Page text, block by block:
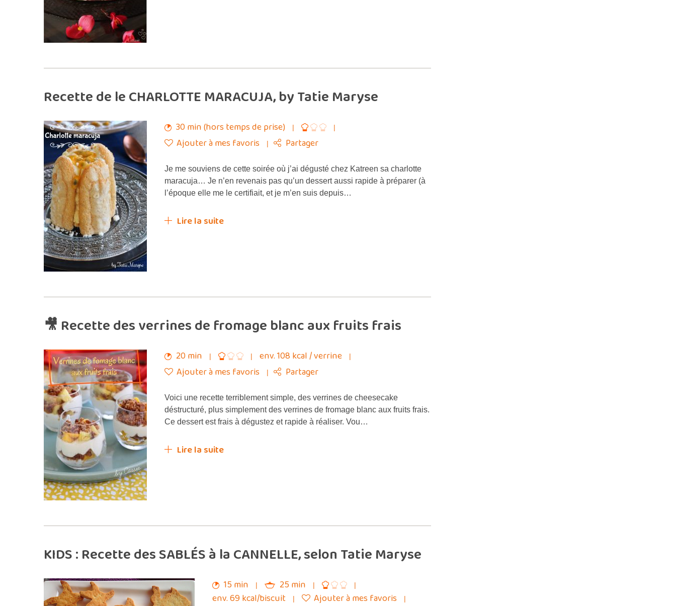
Recette de le CHARLOTTE MARACUJA, by Tatie Maryse
30 min (hors temps de prise)
Ajouter à mes favoris
Partager
Je me souviens de cette soirée où j’ai dégusté chez Katreen sa charlotte
maracuja… Je n’en revenais pas qu’un dessert aussi rapide à préparer (à
l’époque elle me le certifiait, et je m’en suis depuis…
Lire la suite
🎥 Recette des verrines de fromage blanc aux fruits frais
20 min
env. 108 kcal / verrine
Ajouter à mes favoris
Partager
Voici une recette terriblement simple, des verrines de cheesecake
déstructuré, plus simplement des verrines de fromage blanc aux fruits frais.
Ce dessert est frais à dégustez et rapide à réaliser. Vou…
Lire la suite
KIDS : Recette des SABLÉS à la CANNELLE, selon Tatie Maryse
15 min
25 min
env. 69 kcal/biscuit
Ajouter à mes favoris